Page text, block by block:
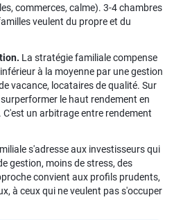
commerces, calme). 3-4 chambres
veulent du propre et du
La stratégie familiale compense
à la moyenne par une gestion
vacance, locataires de qualité. Sur
le haut rendement en
un arbitrage entre rendement
s'adresse aux investisseurs qui
gestion, moins de stress, des
convient aux profils prudents,
à ceux qui ne veulent pas s'occuper